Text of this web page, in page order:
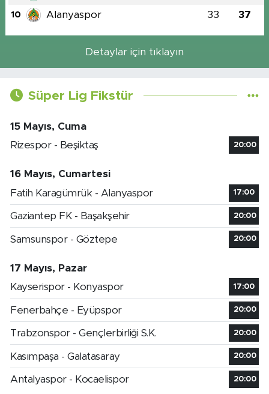
10 Alanyaspor 33 37
Detaylar için tıklayın
Süper Lig Fikstür
15 Mayıs, Cuma
Rizespor - Beşiktaş
20:00
16 Mayıs, Cumartesi
Fatih Karagümrük - Alanyaspor
17:00
Gaziantep FK - Başakşehir 20:00
Samsunspor - Göztepe 20:00
17 Mayıs, Pazar
Kayserispor - Konyaspor
17:00
Fenerbahçe - Eyüpspor 20:00
Trabzonspor - Gençlerbirliği S.K. 20:00
Kasımpaşa - Galatasaray 20:00
Antalyaspor - Kocaelispor 20:00